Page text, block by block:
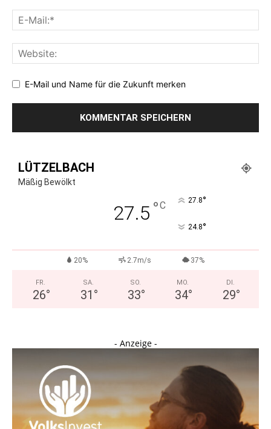
E-Mail und Name für die Zukunft merken
LÜTZELBACH
Mäßig Bewölkt
27.5 °C 27.8°
24.8°
20% 2.7m/s 37%
FR.
26°
SA.
31 °
SO.
33°
MO.
34°
DI.
29°
- Anzeige -